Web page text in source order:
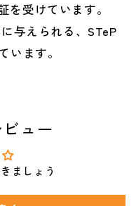
を受けています。
与えられる、STeP
います。
ュー
ましょう